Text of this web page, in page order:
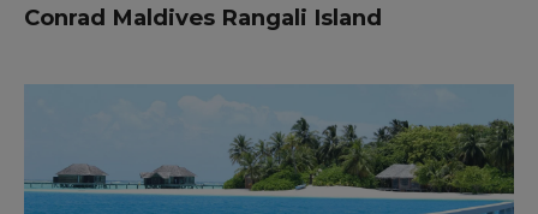
Conrad Maldives Rangali Island